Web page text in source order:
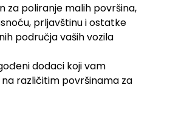
za poliranje malih površina,
prljavštinu i ostatke
područja vaših vozila
dodaci koji vam
različitim površinama za